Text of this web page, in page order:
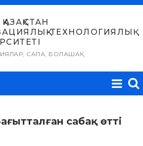
ТЕХНОЛОГИЯЛЫҚ
САПА, БОЛАШАҚ
сабақ өтті